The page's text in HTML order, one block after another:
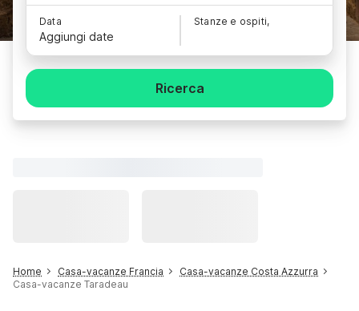
Data
Aggiungi date
Stanze e ospiti,
Ricerca
Home Casa-vacanze Francia
Casa-vacanze Costa Azzurra
Casa-vacanze Taradeau